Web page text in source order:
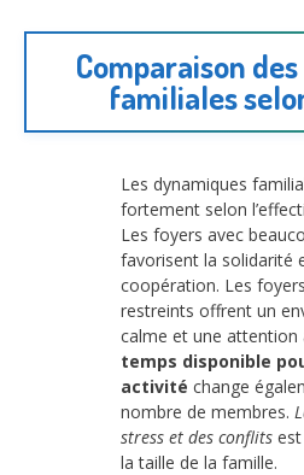
Comparaison
familiales
Les dynamiques
fortement selon
Les foyers avec
favorisent la solidarité
coopération. Les
restreints offrent un
calme et une attention
temps disponible
activité change
nombre de membres.
stress et des conflits
la taille de la famille.